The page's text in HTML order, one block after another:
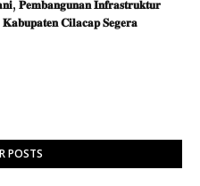
𝐏𝐞𝐦𝐛𝐚𝐧𝐠𝐮𝐧𝐚𝐧 𝐈𝐧𝐟𝐫𝐚𝐬𝐭𝐫𝐮𝐤𝐭𝐮𝐫
𝐂𝐢𝐥𝐚𝐜𝐚𝐩 𝐒𝐞𝐠𝐞𝐫𝐚
POSTS